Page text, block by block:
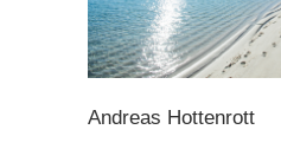
Andreas Hottenrott